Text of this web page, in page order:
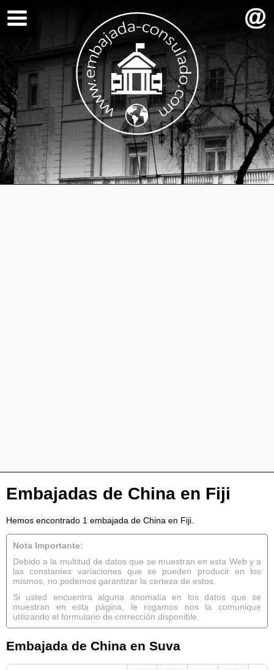
Embajadas de China en Fiji
Hemos encontrado 1 embajada de China en Fiji.
Nota Importante:
Debido a la multitud de datos que se muestran en esta Web y a
las constantes variaciones que se pueden producir en los
mismos, no podemos garantizar la certeza de estos.
Si usted encuentra alguna anomalía en los datos que se
muestran en esta página, le rogamos nos la comunique
utilizando el formulario de corrección disponible.
Embajada de China en Suva